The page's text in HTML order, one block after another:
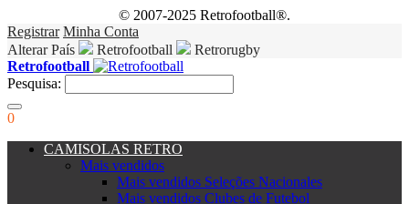
© 2007-2025 Retrofootball®.
Registrar Minha Conta
Alterar País
Retrofootball
Retrorugby
Retrofootball
Pesquisa:
0
CAMISOLAS RETRO
Mais vendidos
Mais vendidos Seleções Nacionales
Mais vendidos Clubes de Futebol